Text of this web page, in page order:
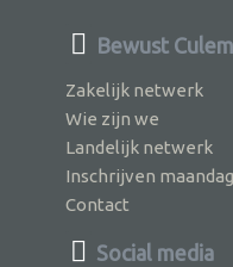
Bewust
Zakelijk netwerk
Wie zijn we
Landelijk netwerk
Inschrijven
Contact
Social media